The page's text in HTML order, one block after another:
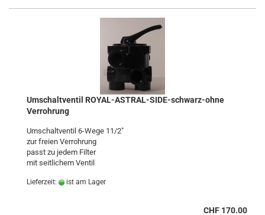
Umschaltventil ROYAL-ASTRAL-SIDE-schwarz-ohne
Verrohrung
Umschaltventil 6-Wege 11/2"
zur freien Verrohrung
passt zu jedem Filter
mit seitlichem Ventil
Lieferzeit: ist am Lager
CHF 170.00